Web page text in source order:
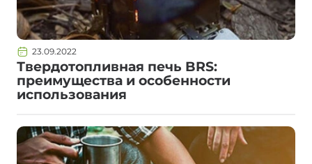
23.09.2022
Твердотопливная печь BRS:
преимущества и особенности
использования